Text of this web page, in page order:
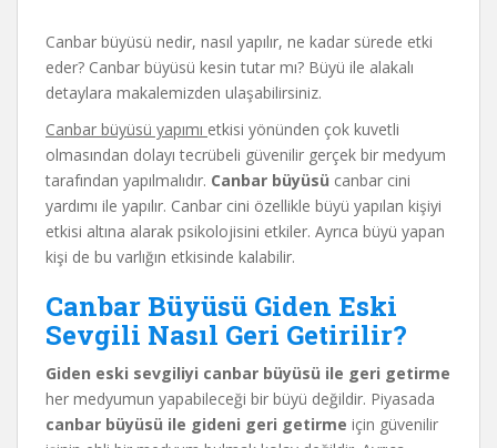
Canbar büyüsü nedir, nasıl yapılır, ne kadar sürede etki
eder? Canbar büyüsü kesin tutar mı? Büyü ile alakalı
detaylara makalemizden ulaşabilirsiniz.
Canbar büyüsü yapımı etkisi yönünden çok kuvetli
olmasından dolayı tecrübeli güvenilir gerçek bir medyum
tarafından yapılmalıdır. Canbar büyüsü canbar cini
yardımı ile yapılır. Canbar cini özellikle büyü yapılan kişiyi
etkisi altına alarak psikolojisini etkiler. Ayrıca büyü yapan
kişi de bu varlığın etkisinde kalabilir.
Canbar Büyüsü Giden Eski
Sevgili Nasıl Geri Getirilir?
Giden eski sevgiliyi canbar büyüsü ile geri getirme
her medyumun yapabileceği bir büyü değildir. Piyasada
canbar büyüsü ile gideni geri getirme için güvenilir